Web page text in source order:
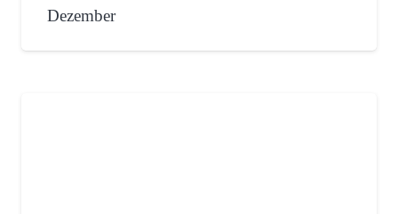
Dezember